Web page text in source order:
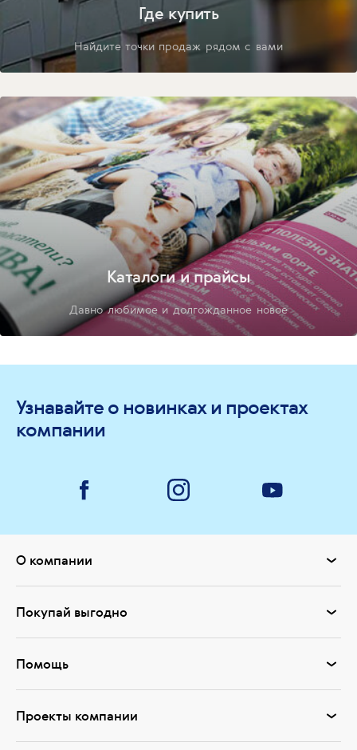
Где купить
Найдите точки продаж рядом с вами
Каталоги и прайсы
Давно любимое и долгожданное новое
Узнавайте о новинках и проектах
компании
О компании
Покупай выгодно
Помощь
Проекты компании